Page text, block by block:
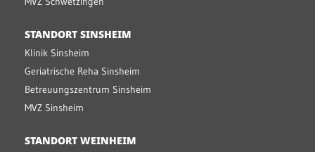
STANDORT SINSHEIM
Klinik Sinsheim
Geriatrische Reha Sinsheim
Betreuungszentrum Sinsheim
MVZ Sinsheim
STANDORT WEINHEIM